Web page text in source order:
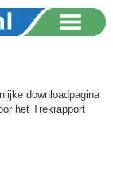
downloadpagina
het Trekrapport